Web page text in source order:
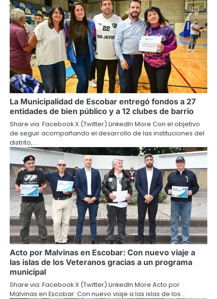
La Municipalidad de Escobar entregó fondos a 27
entidades de bien público y a 12 clubes de barrio
Share via: Facebook X (Twitter) LinkedIn More Con el objetivo
de seguir acompañando el desarrollo de las instituciones del
distrito,…
Acto por Malvinas en Escobar: Con nuevo viaje a
las islas de los Veteranos gracias a un programa
municipal
Share via: Facebook X (Twitter) LinkedIn More Acto por
Malvinas en Escobar: Con nuevo viaje a las islas de los…